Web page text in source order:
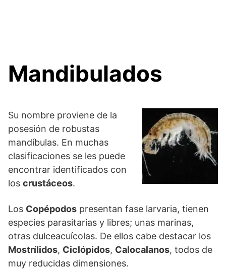
Mandibulados
Su nombre proviene de la
posesión de robustas
mandíbulas. En muchas
clasificaciones se les puede
encontrar identificados con
los crustáceos.
Los Copépodos presentan fase larvaria, tienen
especies parasitarias y libres; unas marinas,
otras dulceacuícolas. De ellos cabe destacar los
Mostrílidos, Ciclópidos, Calocalanos, todos de
muy reducidas dimensiones.